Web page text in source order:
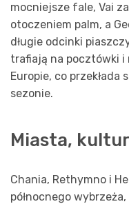
mocniejsze fale, Vai
otoczeniem palm, a
długie odcinki
trafiają na pocztówki i
Europie, co
sezonie.
Miasta,
Chania, Rethymno i
północnego